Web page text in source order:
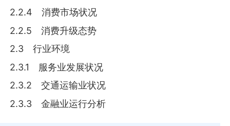
2.2.4 消费市场状况
2.2.5 消费升级态势
2.3 行业环境
2.3.1 服务业发展状况
2.3.2 交通运输业状况
2.3.3 金融业运行分析